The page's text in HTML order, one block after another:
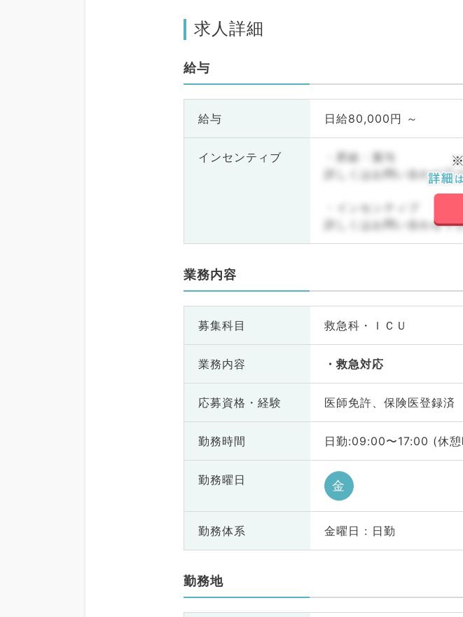
求人詳細
給与
給与 日給80,000円 ～
インセンティブ
・昇給・賞与
詳しくはお問い合わせ下
・インセンティブ
詳しくはお問い合わせ下
業務内容
募集科目 救急科・ＩＣＵ
業務内容 救急対応
応募資格・ 経験 医師免許、保険医登録済
勤務時間 日勤:09:00〜17:00 (休
勤務曜日 金
勤務体系 金曜日 : 日勤
勤務地